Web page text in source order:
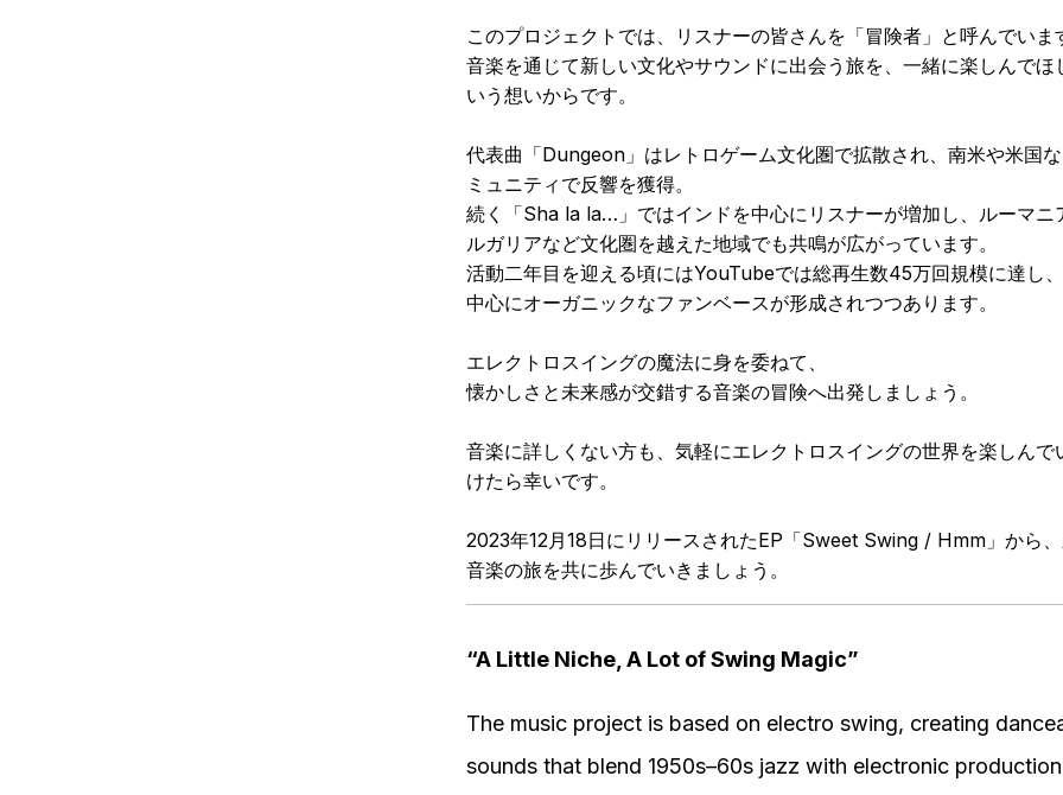
このプロジェクトでは、リスナーの皆さんを「冒険者」と呼んでいま
音楽を通じて新しい文化やサウンドに出会う旅を、一緒に楽しんでほ
いう想いからです。
代表曲「Dungeon」はレトロゲーム文化圏で拡散され、南米や米国
ミュニティで反響を獲得。
続く「Sha la la…」ではインドを中心にリスナーが増加し、ルーマニ
ルガリアなど文化圏を越えた地域でも共鳴が広がっています。
活動二年目を迎える頃にはYouTubeでは総再生数45万回規模に達し
中心にオーガニックなファンベースが形成されつつあります。
エレクトロスイングの魔法に身を委ねて、
懐かしさと未来感が交錯する音楽の冒険へ出発しましょう。
音楽に詳しくない方も、気軽にエレクトロスイングの世界を楽しんで
けたら幸いです。
2023年12月18日にリリースされたEP「Sweet Swing / Hmm」から
音楽の旅を共に歩んでいきましょう。
“A Little Niche, A Lot of Swing Magic”
The music project is based on electro swing, creating
sounds that blend 1950s–60s jazz with electronic